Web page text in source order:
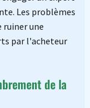
Les problèmes
une
par l'acheteur
de la